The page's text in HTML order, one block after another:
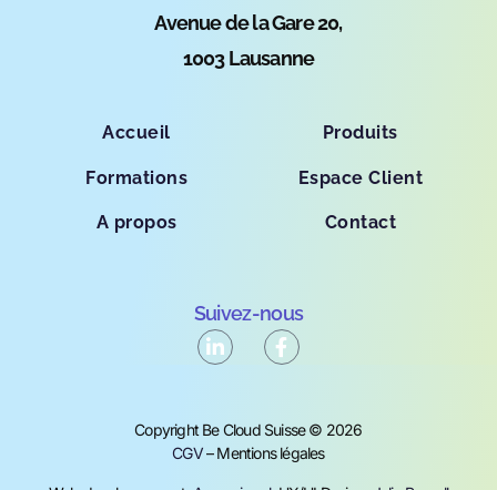
Avenue de la Gare 20,
1003 Lausanne
Accueil
Formations
A propos
Produits
Espace Client
Contact
Suivez-nous
Copyright Be Cloud Suisse © 2026
CGV– Mentions légales